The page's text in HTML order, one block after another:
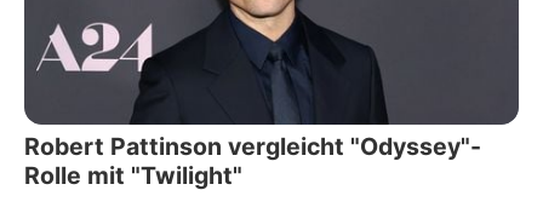
Robert Pattinson vergleicht "Odyssey"-
Rolle mit "Twilight"